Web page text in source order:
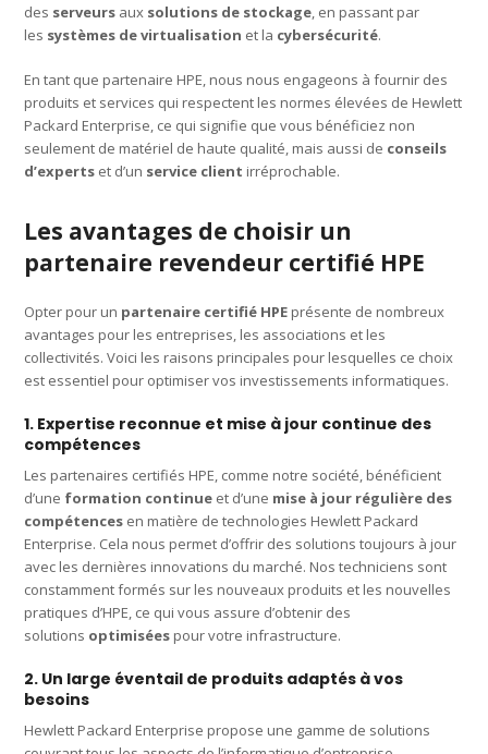
des serveurs aux solutions de stockage, en passant par
les systèmes de virtualisation et la cybersécurité.
En tant que partenaire HPE, nous nous engageons à fournir des
produits et services qui respectent les normes élevées de Hewlett
Packard Enterprise, ce qui signifie que vous bénéficiez non
seulement de matériel de haute qualité, mais aussi de conseils
d’experts et d’un service client irréprochable.
Les avantages de choisir un
partenaire revendeur certifié HPE
Opter pour un partenaire certifié HPE présente de nombreux
avantages pour les entreprises, les associations et les
collectivités. Voici les raisons principales pour lesquelles ce choix
est essentiel pour optimiser vos investissements informatiques.
1. Expertise reconnue et mise à jour continue des
compétences
Les partenaires certifiés HPE, comme notre société, bénéficient
d’une formation continue et d’une mise à jour régulière des
compétences en matière de technologies Hewlett Packard
Enterprise. Cela nous permet d’offrir des solutions toujours à jour
avec les dernières innovations du marché. Nos techniciens sont
constamment formés sur les nouveaux produits et les nouvelles
pratiques d’HPE, ce qui vous assure d’obtenir des
solutions optimisées pour votre infrastructure.
2. Un large éventail de produits adaptés à vos
besoins
Hewlett Packard Enterprise propose une gamme de solutions